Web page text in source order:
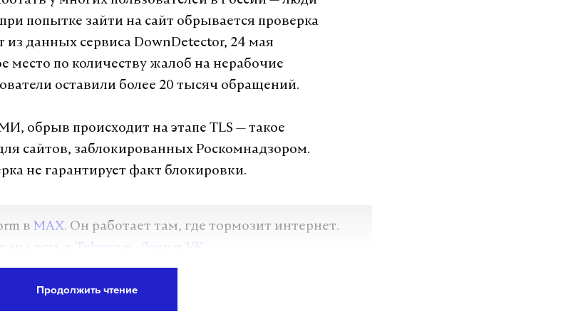
«undefined»
попытке зайти на сайт обрывается проверка
из данных сервиса DownDetector, 24 мая
место по количеству жалоб на нерабочие
оставили более 20 тысяч обращений.
обрыв происходит на этапе TLS — такое
сайтов, заблокированных Роскомнадзором.
не гарантирует факт блокировки.
в MAX. Он работает там, где тормозит интернет.
мы есть в
Telegram Дзен VK
Продолжить чтение